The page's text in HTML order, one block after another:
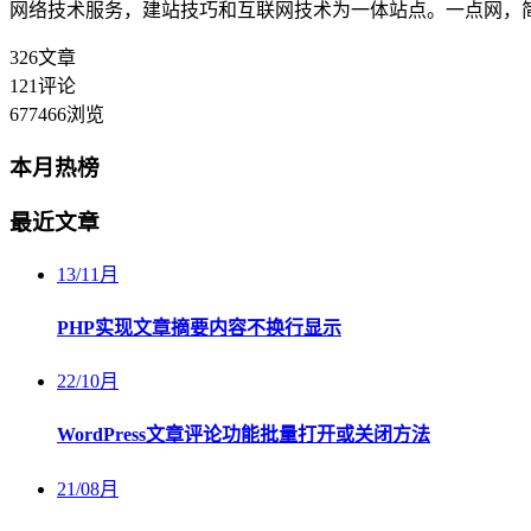
网络技术服务，建站技巧和互联网技术为一体站点。一点网，
326文章
121评论
677466浏览
本月热榜
最近文章
13/11月
PHP实现文章摘要内容不换行显示
22/10月
WordPress文章评论功能批量打开或关闭方法
21/08月